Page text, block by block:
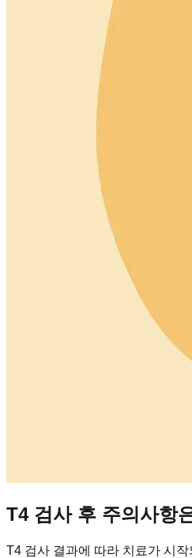
T4 검사 후 주의사항
T4 검사 결과에 따라 치료가 시